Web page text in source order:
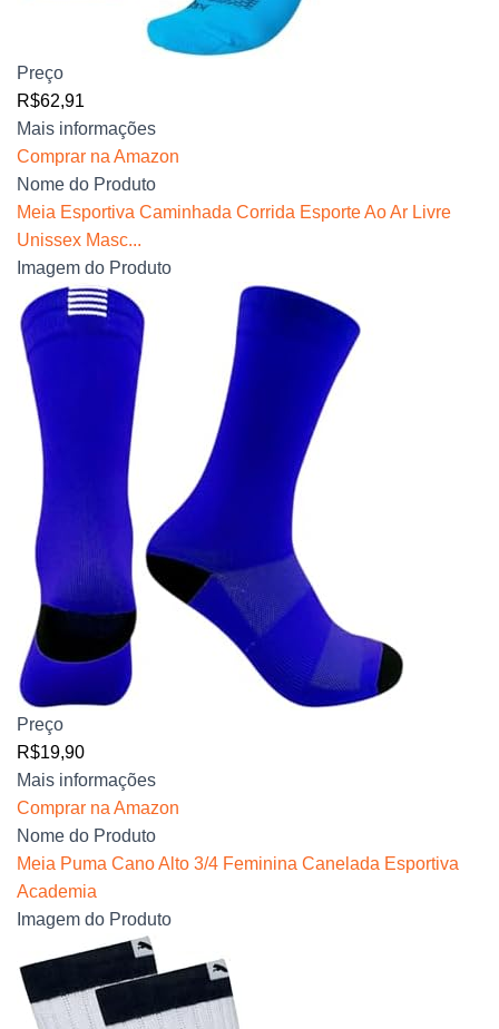
Preço
R$62,91
Mais informações
Comprar na Amazon
Nome do Produto
Meia Esportiva Caminhada Corrida Esporte Ao Ar Livre
Unissex Masc...
Imagem do Produto
Preço
R$19,90
Mais informações
Comprar na Amazon
Nome do Produto
Meia Puma Cano Alto 3/4 Feminina Canelada Esportiva
Academia
Imagem do Produto